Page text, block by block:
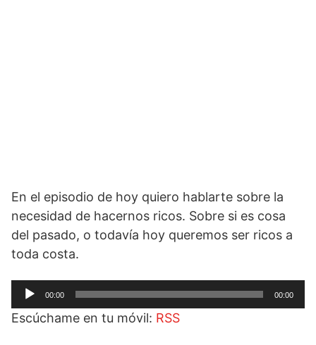
En el episodio de hoy quiero hablarte sobre la
necesidad de hacernos ricos. Sobre si es cosa
del pasado, o todavía hoy queremos ser ricos a
toda costa.
Reproductor
audio
00:00 00:00
Escúchame en tu móvil: RSS